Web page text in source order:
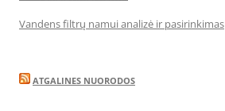
Vandens filtrų namui analizė ir pasirinkimas
ATGALINES NUORODOS